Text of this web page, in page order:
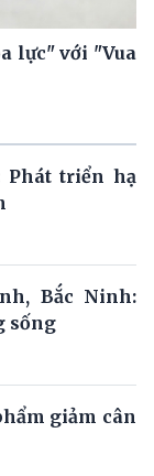
lực" với "Vua
Phát triển hạ
Bắc Ninh:
sống
giảm cân